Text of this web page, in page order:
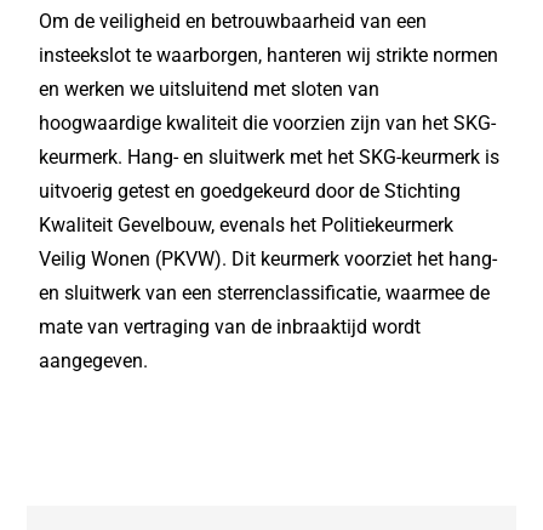
Om de veiligheid en betrouwbaarheid van een
insteekslot te waarborgen, hanteren wij strikte normen
en werken we uitsluitend met sloten van
hoogwaardige kwaliteit die voorzien zijn van het SKG-
keurmerk. Hang- en sluitwerk met het SKG-keurmerk is
uitvoerig getest en goedgekeurd door de Stichting
Kwaliteit Gevelbouw, evenals het Politiekeurmerk
Veilig Wonen (PKVW). Dit keurmerk voorziet het hang-
en sluitwerk van een sterrenclassificatie, waarmee de
mate van vertraging van de inbraaktijd wordt
aangegeven.